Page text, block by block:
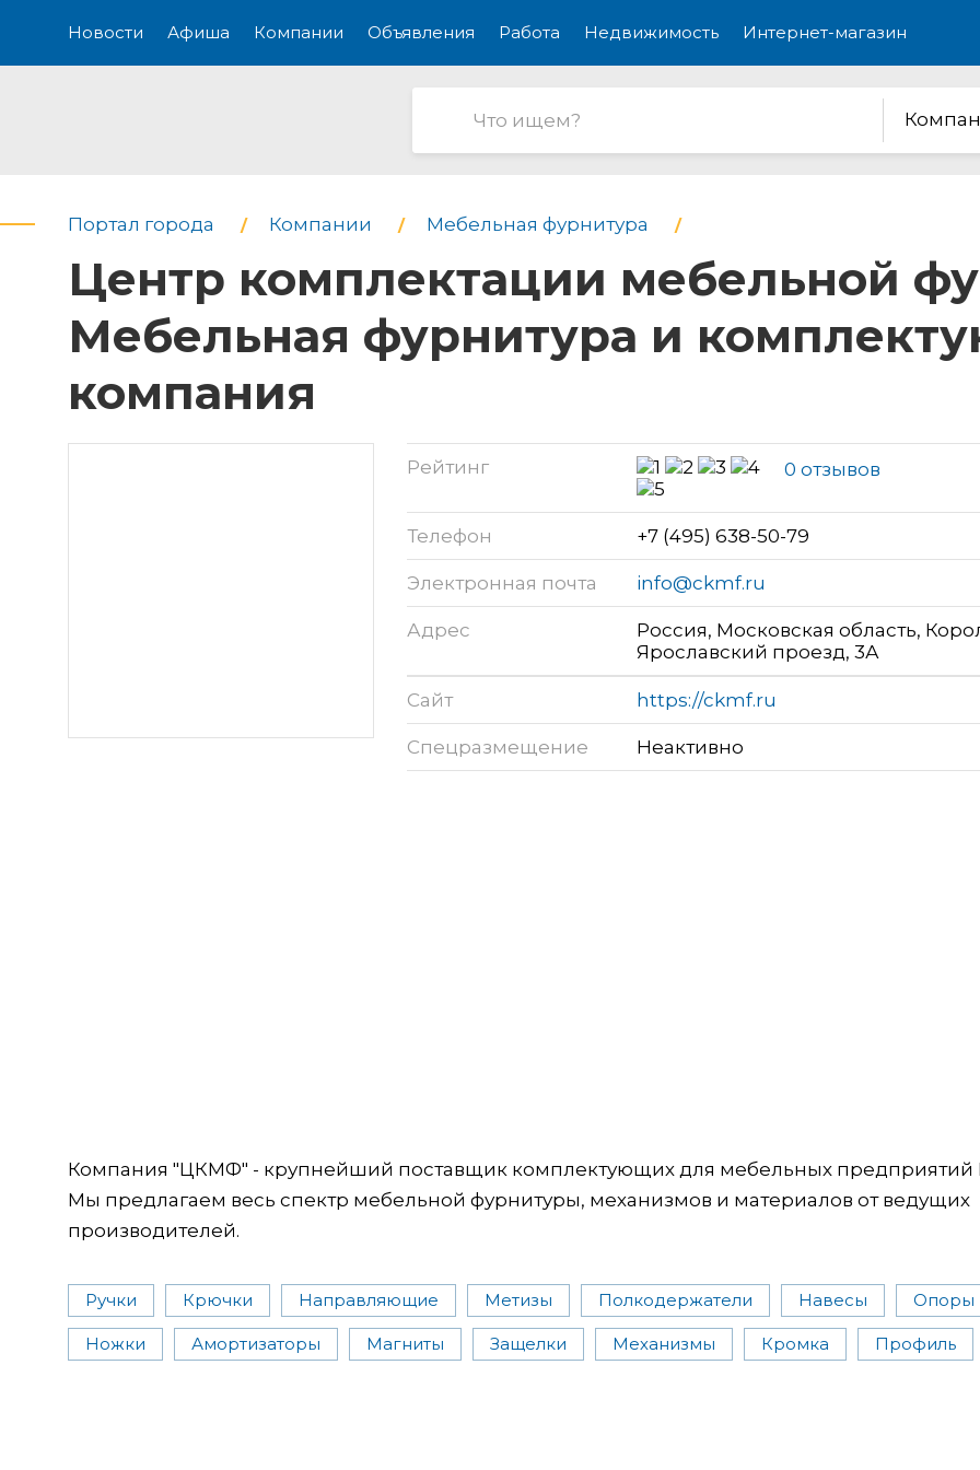
Новости Афиша Компании Объявления Работа Недвижимость Интернет-магазин
Портал города Компании Мебельная фурнитура
Центр комплектации мебельной
Мебельная фурнитура и
компания
Рейтинг 0 отзывов
Телефон +7 (495) 638-50-79
Электронная почта info@ckmf.ru
Адрес
Россия, Московская область,
Ярославский проезд, 3А
Сайт https://ckmf.ru
Спецразмещение Неактивно
Компания "ЦКМФ" - крупнейший поставщик комплектующих для мебельных предприятий
Мы предлагаем весь спектр мебельной фурнитуры, механизмов и материалов от ведущих
производителей.
Ручки Крючки Направляющие Метизы Полкодержатели Навесы Опоры
Ножки Амортизаторы Магниты Защелки Механизмы Кромка Профиль